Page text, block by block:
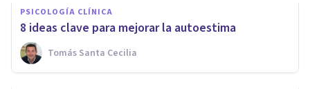
PSICOLOGÍA CLÍNICA
8 ideas clave para mejorar la autoestima
Tomás Santa Cecilia